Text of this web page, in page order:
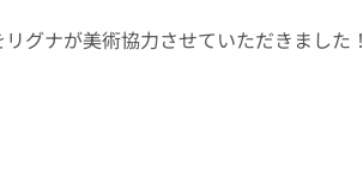
グナが美術協力させていただきました！